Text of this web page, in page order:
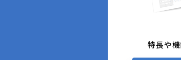
特長や